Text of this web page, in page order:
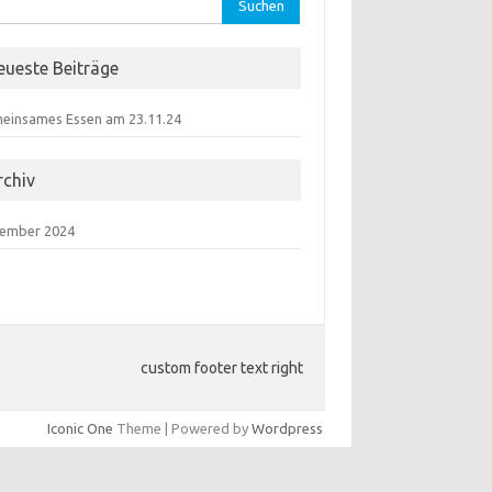
Beiträge
Essen am 23.11.24
2024
custom footer text right
Iconic One Theme | Powered by Wordpress